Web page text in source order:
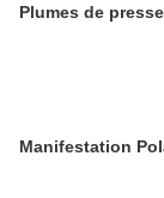
Plumes de
Manifestation